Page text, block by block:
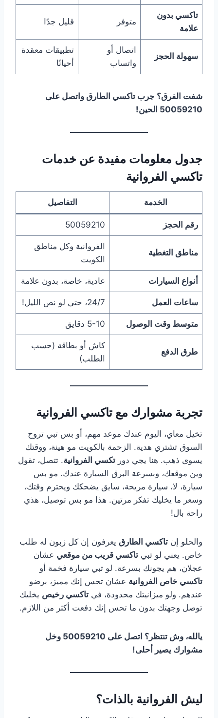
تاكسي بدون
علامة
متوفر قليل جدًا
سهولة الحجز
اتصال أو
واتساب
تطبيقات معقدة
أحيانًا
شفت الفرق؟ جرب تاكسي الطارق واتصل على
50059210 الحين!
جدول معلومات مفيدة عن خدمات
تاكسي الفروانية
الخدمة التفاصيل
رقم الحجز 50059210
مناطق التغطية
الفروانية وكل مناطق
الكويت
أنواع السيارات عادية، خاصة، بدون علامة
ساعات العمل 24/7، حتى لو نص الليل!
متوسط وقت الوصول 5-10 دقايق
طرق الدفع
كاش أو بطاقة (حسب
الطلب)
تجربة مشوارك مع تاكسي الفروانية
تخيل معاي، اليوم عندك موعد مهم، أو بس تبي تروح
السوق تشتري هدية. الزحمة بالكويت مو هينة، ووقتك
يسوى ذهب. هنا يجي دور تكسي الفروانية. تتصل، تقول
وين موقعك، وبسرعة البرق السيارة عندك. مو بس
سيارة، لا، سيارة مريحة، سايق يضحكك ويحترم وقتك،
وسعر ما يخليك تفكر مرتين. هذا مو بس توصيل، هذي
راحة بال!
والحلو إن تاكسي الطارق يعرفون إن كل زبون له طلب
خاص. يعني لو تبي تاكسي قريب من موقعي عشان
عجلان، هم يجونك بسرعة. لو تبي سيارة فخمة أو
تاكسي خاص الفروانية عشان تحس إنك مميز، برضو
عندهم. ولو ميزانيتك محدودة، في تاكسي رخيص يخليك
توصل وجهتك بدون ما تحس إنك دفعت أكثر من اللازم.
يالله، وش تنتظر؟ اتصل على 50059210 وخل
مشوارك يصير أحلى!
ليش الفروانية بالذات؟